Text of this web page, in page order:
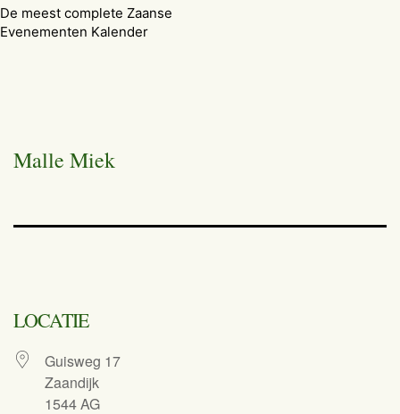
De meest complete Zaanse
Evenementen Kalender
Malle Miek
LOCATIE
Guisweg 17
Zaandijk
1544 AG